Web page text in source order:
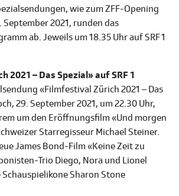
wie zum ZFF-Opening
2021, runden das
ab. Jeweils um 18.35 Uhr auf SRF 1
2021 – Das Spezial» auf SRF 1
«Filmfestival Zürich 2021 – Das
29. September 2021, um 22.30 Uhr,
um den Eröffnungsfilm «Und morgen
Starregisseur Michael Steiner.
James Bond-Film «Keine Zeit zu
Trio Diego, Nora und Lionel
Sharon Stone